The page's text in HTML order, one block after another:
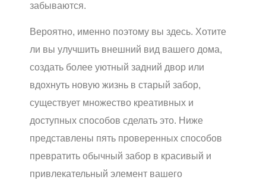
забываются.
Вероятно, именно поэтому вы здесь. Хотите
ли вы улучшить внешний вид вашего дома,
создать более уютный задний двор или
вдохнуть новую жизнь в старый забор,
существует множество креативных и
доступных способов сделать это. Ниже
представлены пять проверенных способов
превратить обычный забор в красивый и
привлекательный элемент вашего